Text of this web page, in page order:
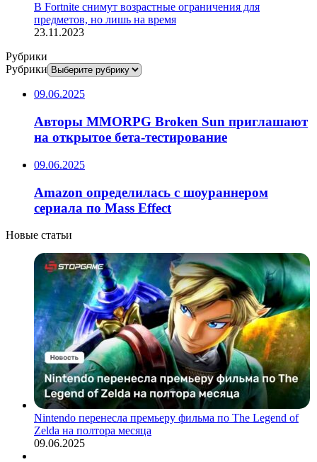
В Fortnite снимут возрастные ограничения для
предметов, но лишь на время
23.11.2023
Рубрики
Рубрики
09.06.2025
Авторы MMORPG Broken Sun приглашают
на открытое бета-тестирование
09.06.2025
Amazon определилась с шоураннером
сериала по Mass Effect
Новые статьи
Nintendo перенесла премьеру фильма по The Legend of
Zelda на полтора месяца
09.06.2025